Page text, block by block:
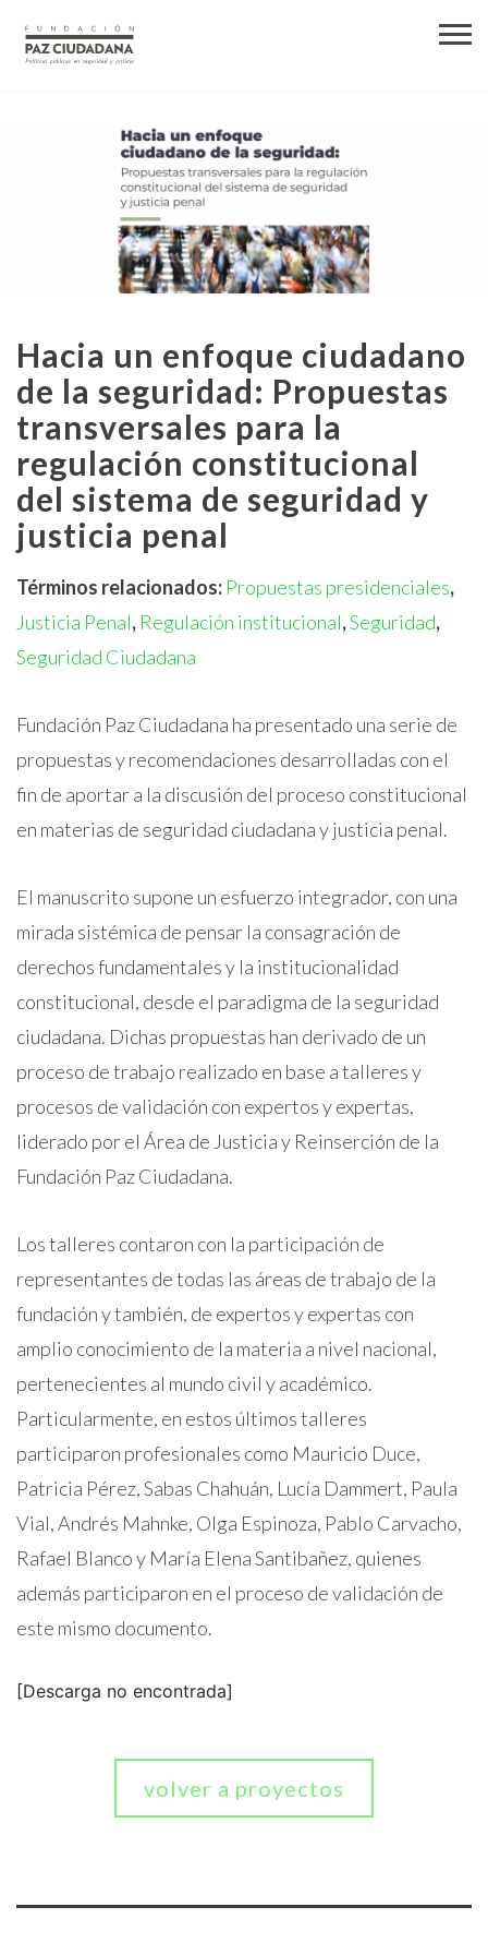
Hacia un enfoque ciudadano
de la seguridad: Propuestas
transversales para la
regulación constitucional
del sistema de seguridad y
justicia penal
Términos relacionados: Propuestas presidenciales,
Justicia Penal, Regulación institucional,Seguridad,
Seguridad Ciudadana
Fundación Paz Ciudadana ha presentado una serie de
propuestas y recomendaciones desarrolladas con el
fin de aportar a la discusión del proceso constitucional
en materias de seguridad ciudadana y justicia penal.
El manuscrito supone un esfuerzo integrador, con una
mirada sistémica de pensar la consagración de
derechos fundamentales y la institucionalidad
constitucional, desde el paradigma de la seguridad
ciudadana. Dichas propuestas han derivado de un
proceso de trabajo realizado en base a talleres y
procesos de validación con expertos y expertas,
liderado por el Área de Justicia y Reinserción de la
Fundación Paz Ciudadana.
Los talleres contaron con la participación de
representantes de todas las áreas de trabajo de la
fundación y también, de expertos y expertas con
amplio conocimiento de la materia a nivel nacional,
pertenecientes al mundo civil y académico.
Particularmente, en estos últimos talleres
participaron profesionales como Mauricio Duce,
Patricia Pérez, Sabas Chahuán, Lucía Dammert, Paula
Vial, Andrés Mahnke, Olga Espinoza, Pablo Carvacho,
Rafael Blanco y María Elena Santibañez, quienes
además participaron en el proceso de validación de
este mismo documento.
[Descarga no encontrada]
volver a proyectos